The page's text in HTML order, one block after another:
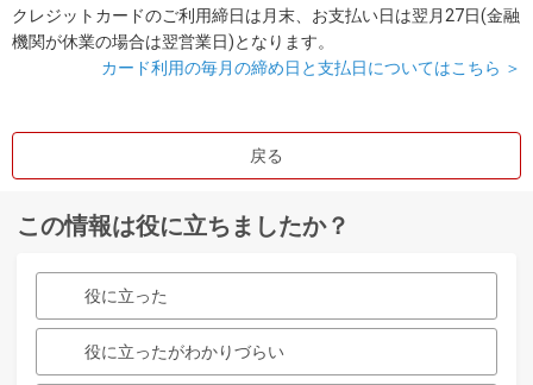
クレジットカードのご利用締日は月末、お支払い日は翌月27日(金融
機関が休業の場合は翌営業日)となります。
カード利用の毎月の締め日と支払日についてはこちら ＞
戻る
この情報は役に立ちましたか？
役に立った
役に立ったがわかりづらい